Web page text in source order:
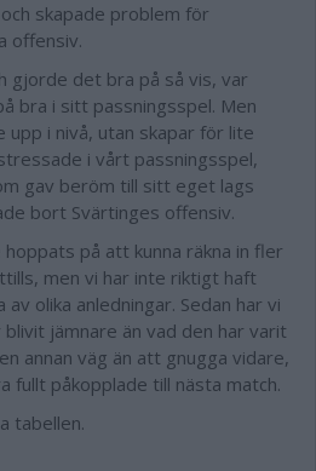
skapade problem för
offensiv.
gjorde det bra på så vis, var
bra i sitt passningsspel. Men
i nivå, utan skapar för lite
i vårt passningsspel,
gav beröm till sitt eget lags
bort Svärtinges offensiv.
på att kunna räkna in fler
men vi har inte riktigt haft
olika anledningar. Sedan har vi
jämnare än vad den har varit
annan väg än att gnugga vidare,
fullt påkopplade till nästa match.
tabellen.